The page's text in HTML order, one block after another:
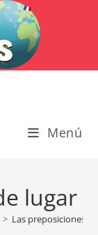
Menú
lugar
> Las preposiciones